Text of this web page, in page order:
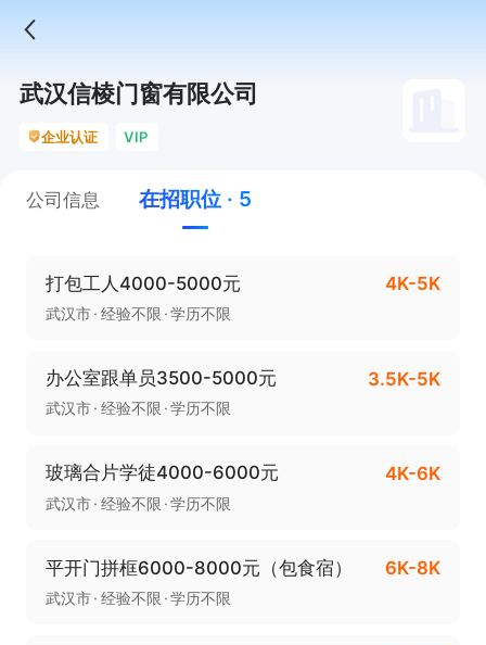
武汉信棱门窗有限公司
企业认证 VIP
公司信息 在招职位 · 5
打包工人4000-5000元 4K-5K
武汉市 经验不限 学历不限
办公室跟单员3500-5000元 3.5K-5K
武汉市 经验不限 学历不限
玻璃合片学徒4000-6000元 4K-6K
武汉市 经验不限 学历不限
平开门拼框6000-8000元（包食宿） 6K-8K
武汉市 经验不限 学历不限